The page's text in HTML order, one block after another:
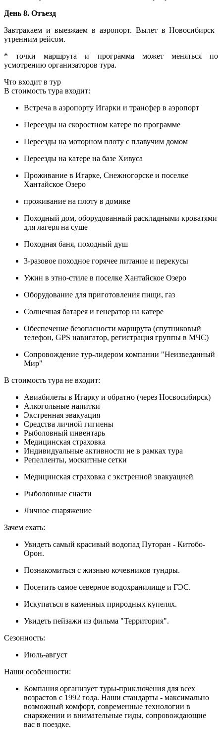
День 8. Отъезд
Завтракаем и выезжаем в аэропорт. Вылет в Новосибирск
утренним рейсом.
* точки маршрута и программа может меняться по
усмотрению организаторов тура.
Что входит в тур
В стоимость тура входит:
Встреча в аэропорту Игарки и трансфер в аэропорт
Переезды на скоростном катере по программе
Переезды на моторном плоту с плавучим домом
Переезды на катере на базе Хивуса
Проживание в Игарке, Снежногорске и поселке
Хантайское Озеро
проживание на плоту в домике
Походный дом, оборудованный раскладными кроватями
для лагеря на суше
Походная баня, походный душ
3-разовое походное горячее питание и перекусы
Ужин в этно-стиле в поселке Хантайское Озеро
Оборудование для приготовления пищи, газ
Солнечная батарея и генератор на катере
Обеспечение безопасности маршрута (спутниковый
телефон, GPS навигатор, регистрация группы в МЧС)
Сопровождение тур-лидером компании "Неизведанный
Мир"
В стоимость тура не входит:
Авиабилеты в Игарку и обратно (через Носвосибирск)
Алкогольные напитки
Экстренная эвакуация
Средства личной гигиены
Рыболовный инвентарь
Медицинская страховка
Индивидуальные активности не в рамках тура
Репелленты, москитные сетки
Медицинская страховка с экстренной эвакуацией
Рыболовные снасти
Личное снаряжение
Зачем ехать:
Увидеть самый красивый водопад Путоран - Китобо-
Орон.
Познакомиться с жизнью кочевников тундры.
Посетить самое северное водохранилище и ГЭС.
Искупаться в каменных природных купелях.
Увидеть пейзажи из фильма "Территория".
Сезонность:
Июль-август
Наши особенности:
Компания организует туры-приключения для всех
возрастов с 1992 года. Наши стандарты - максимально
возможный комфорт, современные технологии в
снаряжении и внимательные гиды, сопровождающие
вас в поездке.